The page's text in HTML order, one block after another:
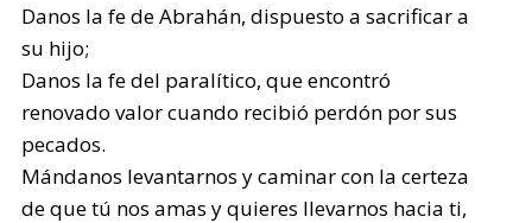
Danos la fe de Abrahán, dispuesto a sacrificar a
su hijo;
Danos la fe del paralítico, que encontró
renovado valor cuando recibió perdón por sus
pecados.
Mándanos levantarnos y caminar con la certeza
de que tú nos amas y quieres llevarnos hacia ti,